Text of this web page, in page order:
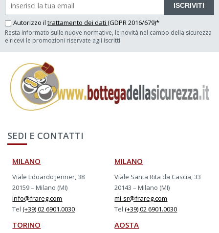
ISCRIVITI
Autorizzo il trattamento dei dati (GDPR 2016/679)*
Resta informato sulle nuove normative, le novità nel campo della sicurezza
e ricevi le promozioni riservate agli iscritti.
SEDI E CONTATTI
MILANO
Viale Edoardo Jenner, 38
20159 – Milano (MI)
info@frareg.com
Tel(+39) 02 6901.0030
MILANO
Viale Santa Rita da Cascia, 33
20143 – Milano (MI)
mi-sr@frareg.com
Tel(+39) 02 6901.0030
TORINO AOSTA